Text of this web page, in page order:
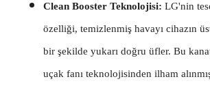
Clean Booster Teknolojisi: LG'nin
özelliği, temizlenmiş havayı cihazın
bir şekilde yukarı doğru üfler. Bu
uçak fanı teknolojisinden ilham